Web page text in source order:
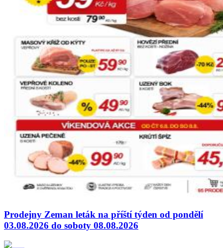
Prodejny Zeman leták na příští týden od pondělí
03.08.2026 do soboty 08.08.2026